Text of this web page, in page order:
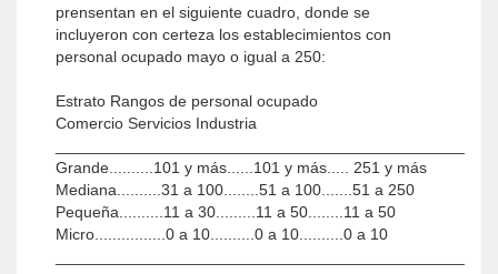
prensentan en el siguiente cuadro, donde se
incluyeron con certeza los establecimientos con
personal ocupado mayo o igual a 250:
Estrato Rangos de personal ocupado
Comercio Servicios Industria
Grande..........101 y más......101 y más..... 251 y más
Mediana..........31 a 100........51 a 100.......51 a 250
Pequeña..........11 a 30.........11 a 50........11 a 50
Micro................0 a 10..........0 a 10..........0 a 10